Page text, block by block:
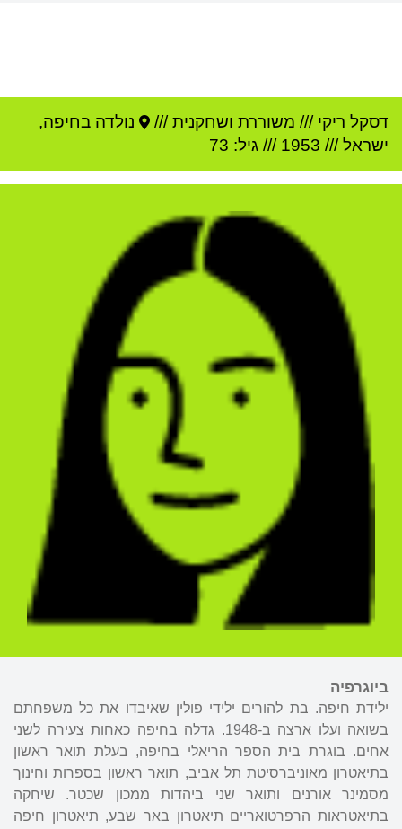
דסקל ריקי /// משוררת ושחקנית /// נולדה בחיפה,
ישראל///
1953 /// גיל: 73
ביוגרפיה
ילידת חיפה. בת להורים ילידי פולין שאיבדו את כל משפחתם
בשואה ועלו ארצה ב-1948. גדלה בחיפה כאחות צעירה לשני
אחים. בוגרת בית הספר הריאלי בחיפה, בעלת תואר ראשון
בתיאטרון מאוניברסיטת תל אביב, תואר ראשון בספרות וחינוך
מסמינר אורנים ותואר שני ביהדות ממכון שכטר. שיחקה
בתיאטראות הרפרטואריים תיאטרון באר שבע, תיאטרון חיפה